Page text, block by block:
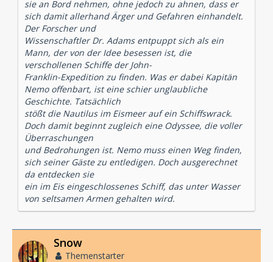
sie an Bord nehmen, ohne jedoch zu ahnen, dass er
sich damit allerhand Ärger und Gefahren einhandelt.
Der Forscher und
Wissenschaftler Dr. Adams entpuppt sich als ein
Mann, der von der Idee besessen ist, die
verschollenen Schiffe der John-
Franklin-Expedition zu finden. Was er dabei Kapitän
Nemo offenbart, ist eine schier unglaubliche
Geschichte. Tatsächlich
stößt die Nautilus im Eismeer auf ein Schiffswrack.
Doch damit beginnt zugleich eine Odyssee, die voller
Überraschungen
und Bedrohungen ist. Nemo muss einen Weg finden,
sich seiner Gäste zu entledigen. Doch ausgerechnet
da entdecken sie
ein im Eis eingeschlossenes Schiff, das unter Wasser
von seltsamen Armen gehalten wird.
Snow
Themenstarter